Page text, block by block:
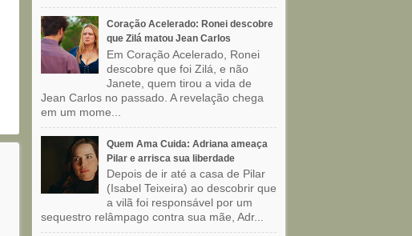
Coração Acelerado: Ronei descobre
que Zilá matou Jean Carlos
Em Coração Acelerado, Ronei
descobre que foi Zilá, e não
Janete, quem tirou a vida de
Jean Carlos no passado. A revelação chega
em um mome...
Quem Ama Cuida: Adriana ameaça
Pilar e arrisca sua liberdade
Depois de ir até a casa de Pilar
(Isabel Teixeira) ao descobrir que
a vilã foi responsável por um
sequestro relâmpago contra sua mãe, Adr...